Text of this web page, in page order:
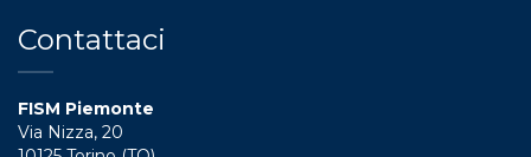
Contattaci
FISM Piemonte
Via Nizza, 20